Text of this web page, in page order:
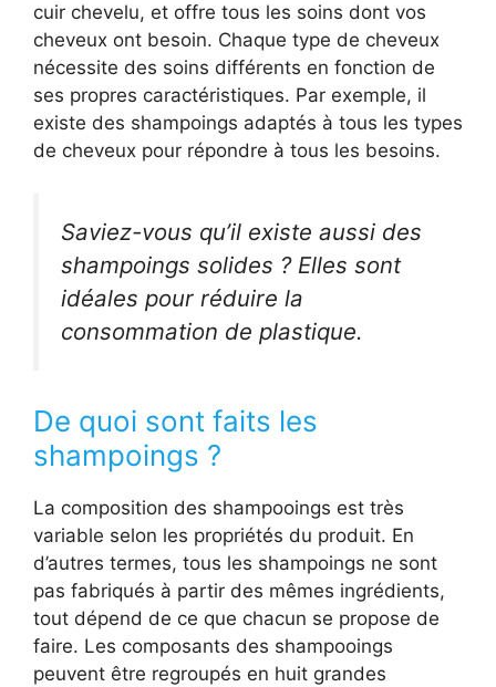
cuir chevelu, et offre tous les soins dont vos
cheveux ont besoin. Chaque type de cheveux
nécessite des soins différents en fonction de
ses propres caractéristiques. Par exemple, il
existe des shampoings adaptés à tous les types
de cheveux pour répondre à tous les besoins.
Saviez-vous qu’il existe aussi des
shampoings solides ? Elles sont
idéales pour réduire la
consommation de plastique.
De quoi sont faits les
shampoings ?
La composition des shampooings est très
variable selon les propriétés du produit. En
d’autres termes, tous les shampoings ne sont
pas fabriqués à partir des mêmes ingrédients,
tout dépend de ce que chacun se propose de
faire. Les composants des shampooings
peuvent être regroupés en huit grandes